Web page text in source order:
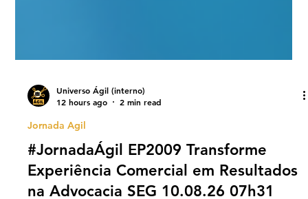
Universo Ágil (interno)
12 hours ago
2 min read
Jornada Agil